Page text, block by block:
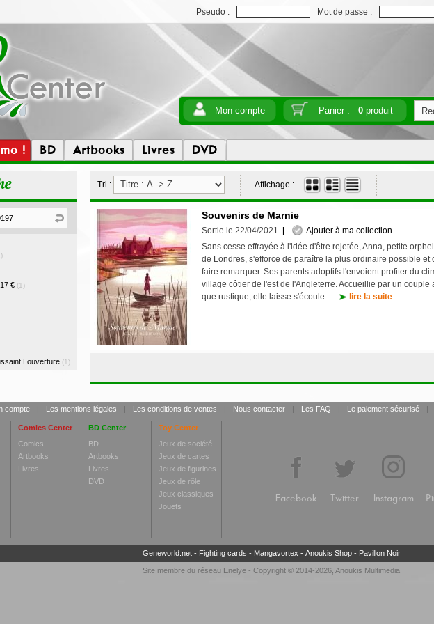
Pseudo : Mot de passe :
Mon compte Panier : 0produit
! BD Artbooks Livres DVD
€ (1)
Louverture (1)
Tri : Affichage :
Souvenirs de Marnie
Sortie le 22/04/2021
Ajouter à ma collection
Sans cesse effrayée à l'idée d'être rejetée, Anna, petite
de Londres, s'efforce de paraître la plus ordinaire possible et
faire remarquer. Ses parents adoptifs l'envoient profiter du
village côtier de l'est de l'Angleterre. Accueillie par un couple
que rustique, elle laisse s'écoule ...
lire la suite
compte | Les mentions légales | Les conditions de ventes | Nous contacter | Les FAQ | Le paiement sécurisé |
Comics Center
Comics
Artbooks
Livres
BD Center
BD
Artbooks
Livres
DVD
Toy Center
Jeux de société
Jeux de cartes
Jeux de figurines
Jeux de rôle
Jeux classiques
Jouets
Facebook Twitter Instagram
Geneworld.net- Fighting cards - Mangavortex - Anoukis Shop- Pavillon Noir
Site membre du réseau Enelye - Copyright © 2014-2026, Anoukis Multimedia